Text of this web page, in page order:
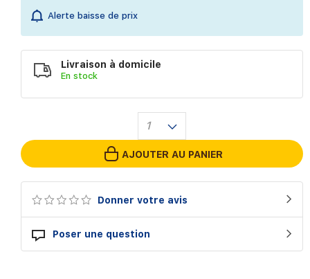
Donner votre avis
Poser une question
Alerte baisse de prix
1
AJOUTER AU PANIER
Livraison à domicile
En stock